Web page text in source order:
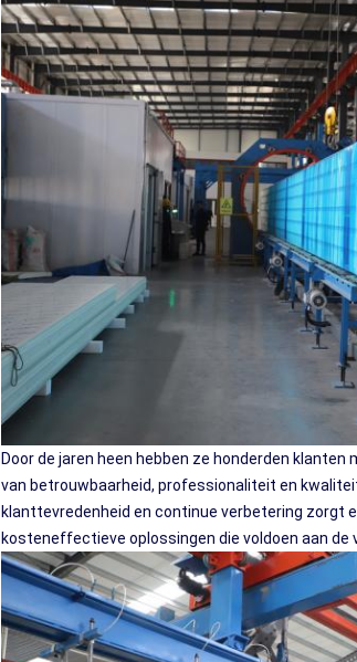
Door de jaren heen hebben ze honderden
van betrouwbaarheid, professionaliteit en
klanttevredenheid en continue verbetering zorgt
kosteneffectieve oplossingen die voldoen aan